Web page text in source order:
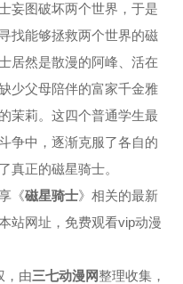
第59集 第60集
第63集
第67集 第68集
第71集 第72集
妄图破坏两个世界，于是
找能够拯救两个世界的磁
居然是散漫的阿峰、活在
少父母陪伴的富家千金雅
茉莉。这四个普通学生最
争中，逐渐克服了各自的
真正的磁星骑士。
《磁星骑士》相关的最新
站网址，免费观看vip动漫
，由三七动漫网整理收集，